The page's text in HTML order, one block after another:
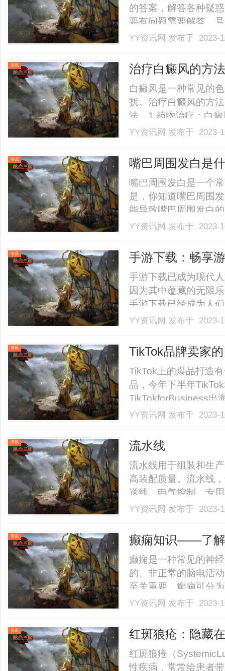
的答案，解答各种疑
要有问题需要解答，
的作家，我非常推荐
发展的疑问，号外问
之.........
YY资讯网 发布于 2023-
资讯 治疗白癜风的方法
白癜风是一种常见的
扰。治疗白癜风的方
法。1.药物治疗：白
药常用的有激素类药
治疗白癜风的效果。
癜.........
YY资讯网 发布于 2023-
资讯 嘴巴周围发白是
嘴巴周围发白是一个
是，你知道嘴巴周围
能导致嘴巴周围发白
题。口腔健康问题包
反应。某些人对食物
发白.........
YY资讯网 发布于 2023-
资讯 手游下载：畅享
手游下载已成为现代
因为其中蕴藏的无限
手游下载已经成为人
为玩家提供了丰富多
下载的多样性让每个
人.........
YY资讯网 发布于 2023-
资讯 TikTok品牌卖家
TikTok上的爆品打造
品，今年下半年
TikTokforBusiness出
辑以及社群电商趋势
YY资讯网 发布于 2023-
资讯 流水线
流水线用于组装和生
高装配质量。流水线
送线、电气控制、专
和生产各种流水线，
SUV装配线、ATV装
YY资讯网 发布于 2023-
资讯 癫痫知识——了解
癫痫是一种常见的神
的、非正常的脑电活
至关重要。癫痫可分
癫痫发作时，只有脑
个大脑都受到异常电
多.........
YY资讯网 发布于 2023-
资讯 红斑狼疮：隐藏
红斑狼疮（
性疾病，常常给患者